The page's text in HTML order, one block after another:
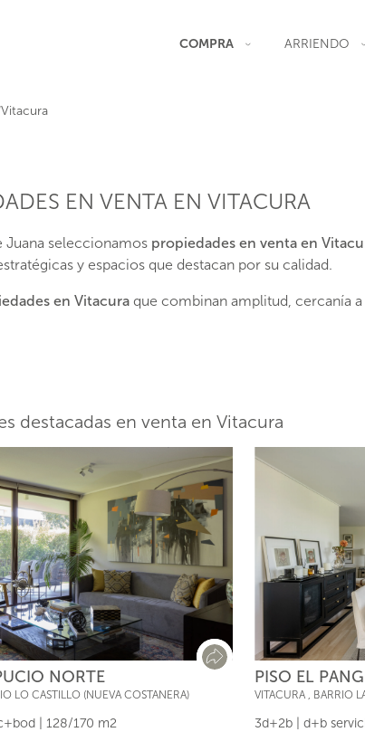
COMPRA ARRIENDO
Vitacura
EN VENTA EN VITACURA
Juana seleccionamos propiedades en venta en
y espacios que destacan por su calidad.
en Vitacura que combinan amplitud, cercanía
destacadas en venta en Vitacura
NORTE
LO CASTILLO (NUEVA COSTANERA)
| 128/170 m2
PISO EL
VITACURA BARRIO
3d+2b | d+b